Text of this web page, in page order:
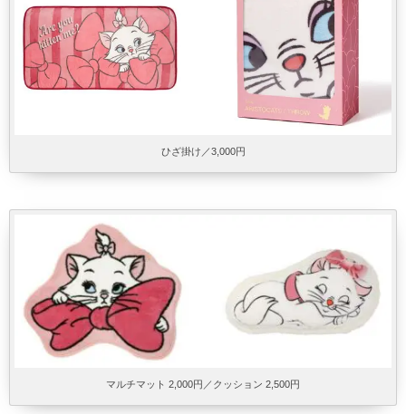
ひざ掛け／3,000円
マルチマット 2,000円／クッション 2,500円